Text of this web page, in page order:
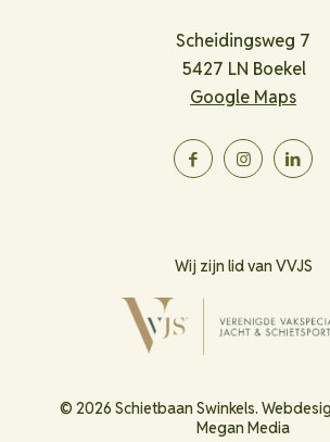
Scheidingsweg 7
5427 LN Boekel
Google Maps
Wij zijn lid van VVJS
© 2026 Schietbaan Swinkels.
Megan Media